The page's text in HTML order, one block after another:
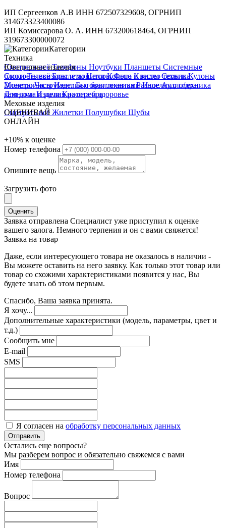
ИП Сергеенков А.В ИНН 672507329608, ОГРНИП
314673323400086
ИП Комиссарова О. А. ИНН 673200618464, ОГРНИП
319673300000072
Категории
Техника
Смотреть всёТелефоны Ноутбуки Планшеты Системные
блокиТелевизоры и мониторыФото и видео техника
ЭлектроинструментБытовая техникаРазноеАудиотехника
Для дома и дачиКрасота и здоровье
Ювелирные изделия
Смотреть всёБраслетыЦепиКольца КрестыСерьгиКулоны
МонетыЧасыИзделия с бриллиантамиИзделия с п/драг
камнямиИзделия из серебра
Меховые изделия
Смотреть всё Жилетки Полушубки Шубы
ОЦЕНИВАЙ
ОНЛАЙН
+10% к оценке
Номер телефона
Опишите вещь
Загрузить фото
Оценить
Заявка отправлена Специалист уже приступил к оценке
вашего залога. Немного терпения и он с вами свяжется!
Заявка на товар
Даже, если интересующего товара не оказалось в наличии -
Вы можете оставить на него заявку. Как только этот товар или
товар со схожими характеристиками появится у нас, Вы
будете знать об этом первым.
Спасибо, Ваша заявка принята.
Я хочу...
Дополнительные характеристики (модель, параметры, цвет и
т.д.)
Сообщить мне
E-mail
SMS
Я согласен на обработку персональных данных
Отправить
Остались еще вопросы?
Мы разберем вопрос и обязательно свяжемся с вами
Имя
Номер телефона
Вопрос